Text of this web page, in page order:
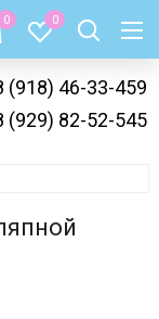
(918) 46-33-459
(929) 82-52-545
0
0